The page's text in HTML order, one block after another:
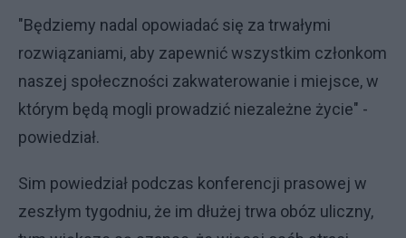
"Będziemy nadal opowiadać się za trwałymi
rozwiązaniami, aby zapewnić wszystkim członkom
naszej społeczności zakwaterowanie i miejsce, w
którym będą mogli prowadzić niezależne życie" -
powiedział.
Sim powiedział podczas konferencji prasowej w
zeszłym tygodniu, że im dłużej trwa obóz uliczny,